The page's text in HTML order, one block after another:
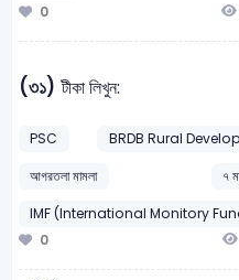
0
(৩১) টীকা লিখুন:
PSC BRDB Rural
আগরতলা মামলা
৭
IMF (International Monitory
0